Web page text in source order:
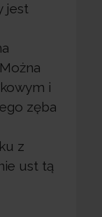
jest
i
zęba
z
ust tą